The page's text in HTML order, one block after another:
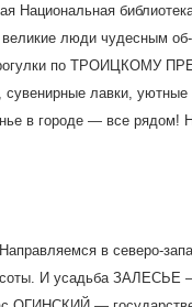
Национальная
люди чудесным
по ТРОИЦКОМУ
сувенирные лавки,
в городе — все рядом!
в северо-
И усадьба